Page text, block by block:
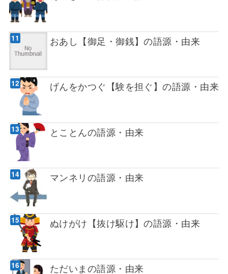
おあし【御足・御銭】の語源・由来
げんをかつぐ【験を担ぐ】の語源・由来
とことんの語源・由来
マンネリの語源・由来
ぬけがけ【抜け駆け】の語源・由来
ただいまの語源・由来